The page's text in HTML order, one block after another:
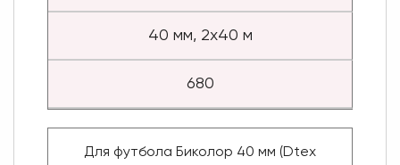
40 мм, 2x40 м
680
Для футбола Биколор 40 мм (Dtex